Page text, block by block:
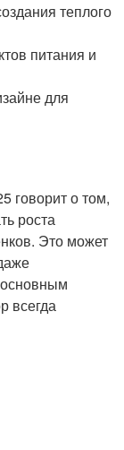
теплого
питания и
для
говорит о том,
роста
Это может
всегда